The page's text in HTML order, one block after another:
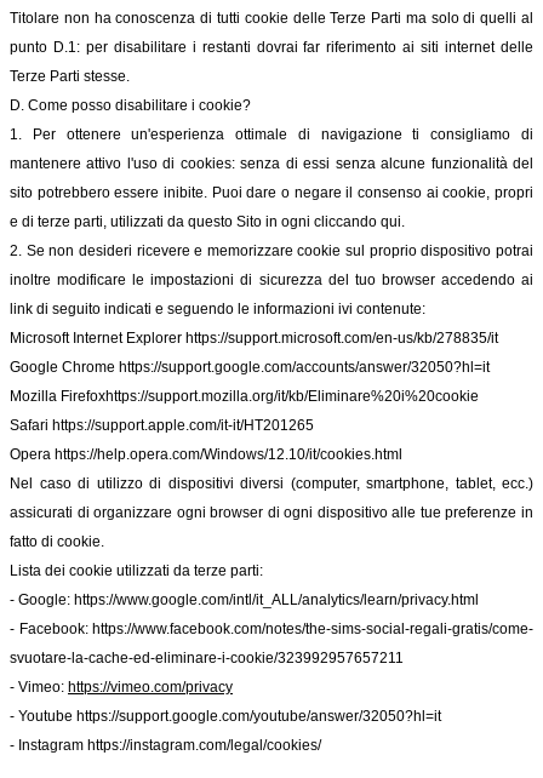
Titolare non ha conoscenza di tutti cookie delle Terze Parti ma solo di quelli al
punto D.1: per disabilitare i restanti dovrai far riferimento ai siti internet delle
Terze Parti stesse.
D. Come posso disabilitare i cookie?
1. Per ottenere un'esperienza ottimale di navigazione ti consigliamo di
mantenere attivo l'uso di cookies: senza di essi senza alcune funzionalità del
sito potrebbero essere inibite. Puoi dare o negare il consenso ai cookie, propri
e di terze parti, utilizzati da questo Sito in ogni cliccando qui.
2. Se non desideri ricevere e memorizzare cookie sul proprio dispositivo potrai
inoltre modificare le impostazioni di sicurezza del tuo browser accedendo ai
link di seguito indicati e seguendo le informazioni ivi contenute:
Microsoft Internet Explorer https://support.microsoft.com/en-us/kb/278835/it
Google Chrome https://support.google.com/accounts/answer/32050?hl=it
Mozilla Firefoxhttps://support.mozilla.org/it/kb/Eliminare%20i%20cookie
Safari https://support.apple.com/it-it/HT201265
Opera https://help.opera.com/Windows/12.10/it/cookies.html
Nel caso di utilizzo di dispositivi diversi (computer, smartphone, tablet, ecc.)
assicurati di organizzare ogni browser di ogni dispositivo alle tue preferenze in
fatto di cookie.
Lista dei cookie utilizzati da terze parti:
- Google: https://www.google.com/intl/it_ALL/analytics/learn/privacy.html
- Facebook: https://www.facebook.com/notes/the-sims-social-regali-gratis/come-
svuotare-la-cache-ed-eliminare-i-cookie/323992957657211
- Vimeo: https://vimeo.com/privacy
- Youtube https://support.google.com/youtube/answer/32050?hl=it
- Instagram https://instagram.com/legal/cookies/